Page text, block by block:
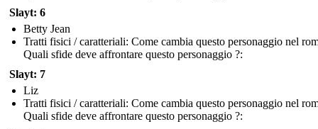
Slayt: 6
Betty Jean
Tratti fisici / caratteriali: Come cambia questo personaggio nel
Quali sfide deve affrontare questo personaggio ?:
Slayt: 7
Liz
Tratti fisici / caratteriali: Come cambia questo personaggio nel
Quali sfide deve affrontare questo personaggio ?: